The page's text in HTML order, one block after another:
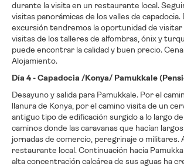
durante la visita en un restaurante local.
visitas panorámicas de los valles de capadocia.
excursión tendremos la oportunidad de visitar
visitas de los talleres de alfombras, ónix y
puede encontrar la calidad y buen precio.
Alojamiento.
Día 4 - Capadocia /Konya/ Pamukkale
Desayuno y salida para Pamukkale. Por el
llanura de Konya, por el camino visita de un
antiguo tipo de edificación surgido a lo largo
caminos donde las caravanas que hacían
jornadas de comercio, peregrinaje o militares.
restaurante local. Continuación hacia
alta concentración calcárea de sus aguas ha